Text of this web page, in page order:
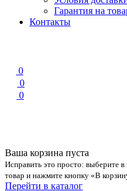
Гарантия на
Контакты
0
0
0
Ваша корзина пуста
Исправить это просто: выберите
товар и нажмите кнопку «В
Перейти в каталог